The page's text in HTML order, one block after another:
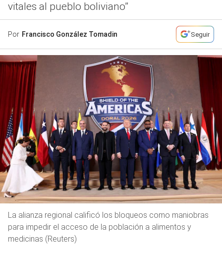
vitales al pueblo boliviano”
Por Francisco González Tomadin Seguir
La alianza regional calificó los bloqueos como maniobras
para impedir el acceso de la población a alimentos y
medicinas (Reuters)